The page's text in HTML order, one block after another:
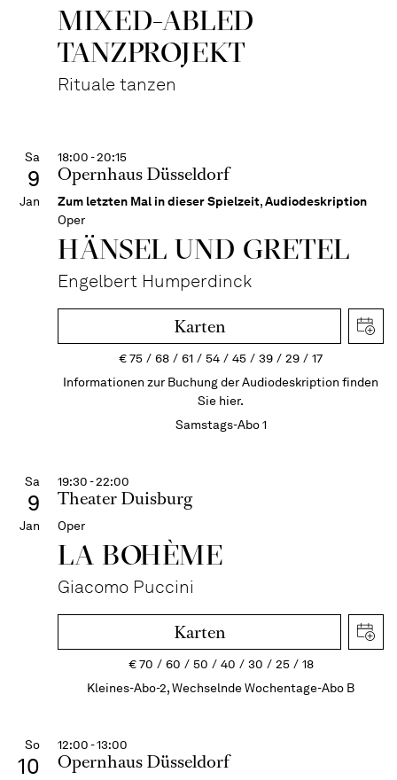
MIXED-ABLED
TANZPROJEKT
Rituale tanzen
Sa
9
Jan
18:00 - 20:15
Opernhaus Düsseldorf
Zum letzten Mal in dieser Spielzeit,Audiodeskription
Oper
HÄNSEL UND GRETEL
Engelbert Humperdinck
Karten
€75 68 61 54 45 39 29
17
Informationen zur Buchung der Audiodeskription finden
Sie hier.
Samstags-Abo 1
Sa
9
Jan
19:30 - 22:00
Theater Duisburg
Oper
LA BOHÈME
Giacomo Puccini
Karten
€70 60 50 40 30 25
18
Kleines-Abo-2, Wechselnde Wochentage-Abo B
So
10
12:00 - 13:00
Opernhaus Düsseldorf